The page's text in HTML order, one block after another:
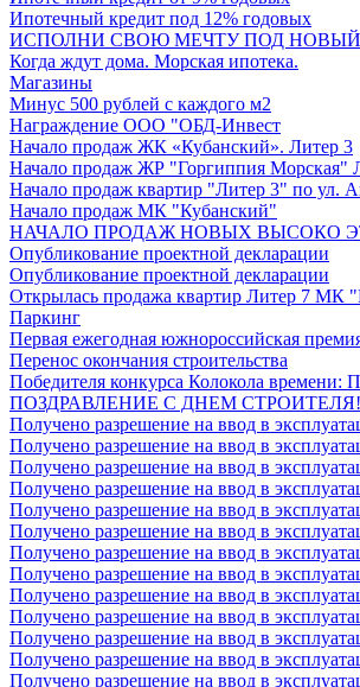
Ипотечный кредит под 12% годовых
ИСПОЛНИ СВОЮ МЕЧТУ ПОД НОВЫЙ
Когда ждут дома. Морская ипотека.
Магазины
Минус 500 рублей с каждого м2
Награждение ООО "ОБД-Инвест
Начало продаж ЖК «Кубанский». Литер 3
Начало продаж ЖР "Горгиппия Морская"
Начало продаж квартир "Литер 3" по ул.
Начало продаж МК "Кубанский"
НАЧАЛО ПРОДАЖ НОВЫХ ВЫСОКО
Опубликование проектной декларации
Опубликование проектной декларации
Открылась продажа квартир Литер 7 МК
Паркинг
Первая ежегодная южнороссийская
Перенос окончания строительства
Победителя конкурса Колокола времени:
ПОЗДРАВЛЕНИЕ С ДНЕМ СТРОИТЕЛЯ!
Получено разрешение на ввод в
Получено разрешение на ввод в
Получено разрешение на ввод в
Получено разрешение на ввод в
Получено разрешение на ввод в
Получено разрешение на ввод в
Получено разрешение на ввод в
Получено разрешение на ввод в
Получено разрешение на ввод в
Получено разрешение на ввод в
Получено разрешение на ввод в
Получено разрешение на ввод в
Получено разрешение на ввод в